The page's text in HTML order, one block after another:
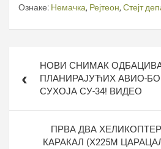
Ознаке: Немачка, Рејтеон, Стејт
чланкаНОВИ СНИМАК
ПЛАНИРАЈУЋИХ АВИО-
СУХОЈА СУ-34! ВИДЕО
ПРВА ДВА
КАРАКАЛ (Х225М